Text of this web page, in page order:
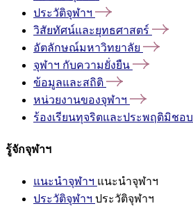
ประวัติจุฬาฯ
วิสัยทัศน์และยุทธศาสตร์
อัตลักษณ์มหาวิทยาลัย
จุฬาฯ กับความยั่งยืน
ข้อมูลและสถิติ
หน่วยงานของจุฬาฯ
ร้องเรียนทุจริตและประพฤติมิชอบ
รู้จักจุฬาฯ
แนะนำจุฬาฯ แนะนำจุฬาฯ
ประวัติจุฬาฯ ประวัติจุฬาฯ